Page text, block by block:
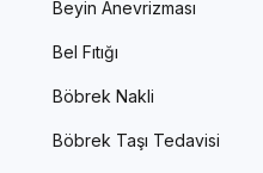
Beyin Anevrizması
Bel Fıtığı
Böbrek Nakli
Böbrek Taşı Tedavisi